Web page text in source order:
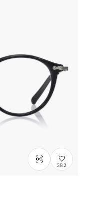
382